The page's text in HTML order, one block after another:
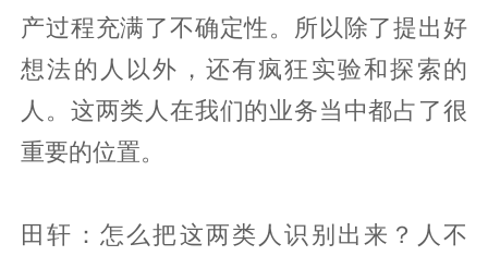
产过程充满了不确定性。所以除了提出好
想法的人以外，还有疯狂实验和探索的
人。这两类人在我们的业务当中都占了很
重要的位置。
田轩：怎么把这两类人识别出来？人不